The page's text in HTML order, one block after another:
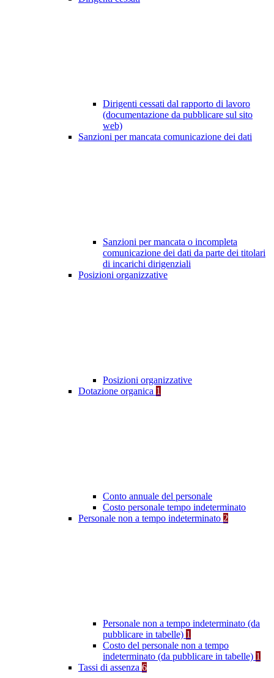
Dirigenti cessati dal rapporto di lavoro
(documentazione da pubblicare sul sito
web)
Sanzioni per mancata comunicazione dei dati
Sanzioni per mancata o incompleta
comunicazione dei dati da parte dei titolari
di incarichi dirigenziali
Posizioni organizzative
Posizioni organizzative
Dotazione organica 1
Conto annuale del personale
Costo personale tempo indeterminato
Personale non a tempo indeterminato 2
Personale non a tempo indeterminato (da
pubblicare in tabelle) 1
Costo del personale non a tempo
indeterminato (da pubblicare in tabelle) 1
Tassi di assenza 6